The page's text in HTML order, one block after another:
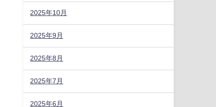
2025年10月
2025年9月
2025年8月
2025年7月
2025年6月